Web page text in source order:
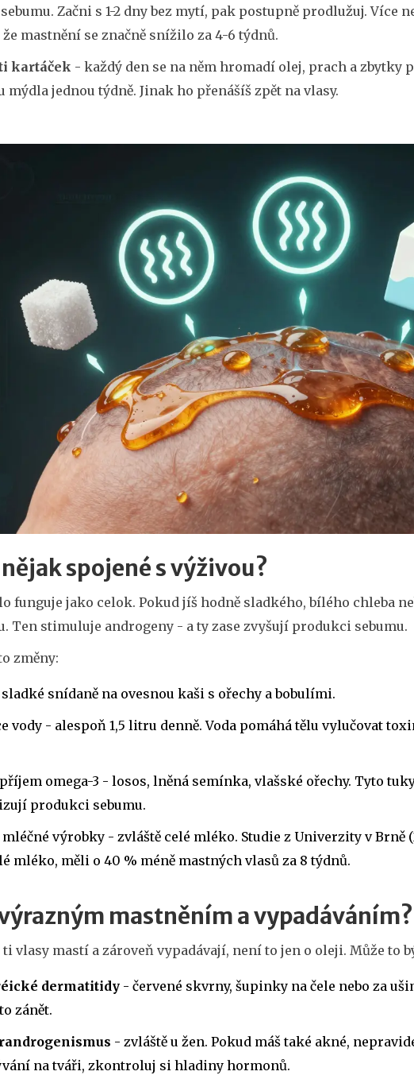
Začni s 1-2 dny bez mytí, pak postupně prodlužuj. Více
mastnění se značně snížilo za 4-6 týdnů.
kartáček - každý den se na něm hromadí olej, prach a zbytky
mýdla jednou týdně. Jinak ho přenášíš zpět na vlasy.
nějak spojené s výživou?
funguje jako celok. Pokud jíš hodně sladkého, bílého chleba
Ten stimuluje androgeny - a ty zase zvyšují produkci sebumu.
změny:
snídaně na ovesnou kaši s ořechy a bobulími.
vody - alespoň 1,5 litru denně. Voda pomáhá tělu vylučovat
omega-3 - losos, lněná semínka, vlašské ořechy. Tyto
produkci sebumu.
mléčné výrobky - zvláště celé mléko. Studie z Univerzity v Brně
mléko, měli o 40 % méně mastných vlasů za 8 týdnů.
výrazným mastněním a vypadáváním?
ti vlasy mastí a zároveň vypadávají, není to jen o oleji. Může to
dermatitidy - červené skvrny, šupinky na čele nebo za
zánět.
- zvláště u žen. Pokud máš také akné,
na tváři, zkontroluj si hladiny hormonů.